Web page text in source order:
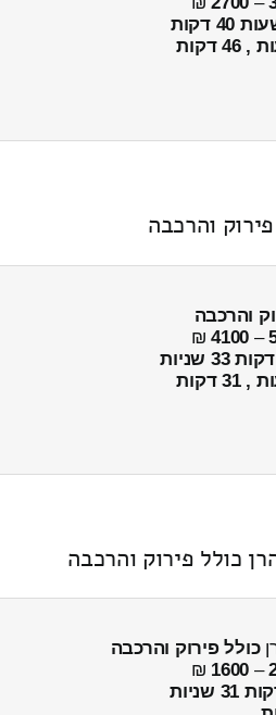
והרכבה
והרכבה
–
4100
₪
כולל פירוק והרכבה
כולל פירוק והרכבה
–
1600
₪